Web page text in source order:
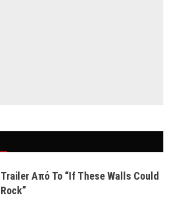
Trailer Από Το “If These Walls Could
Rock”